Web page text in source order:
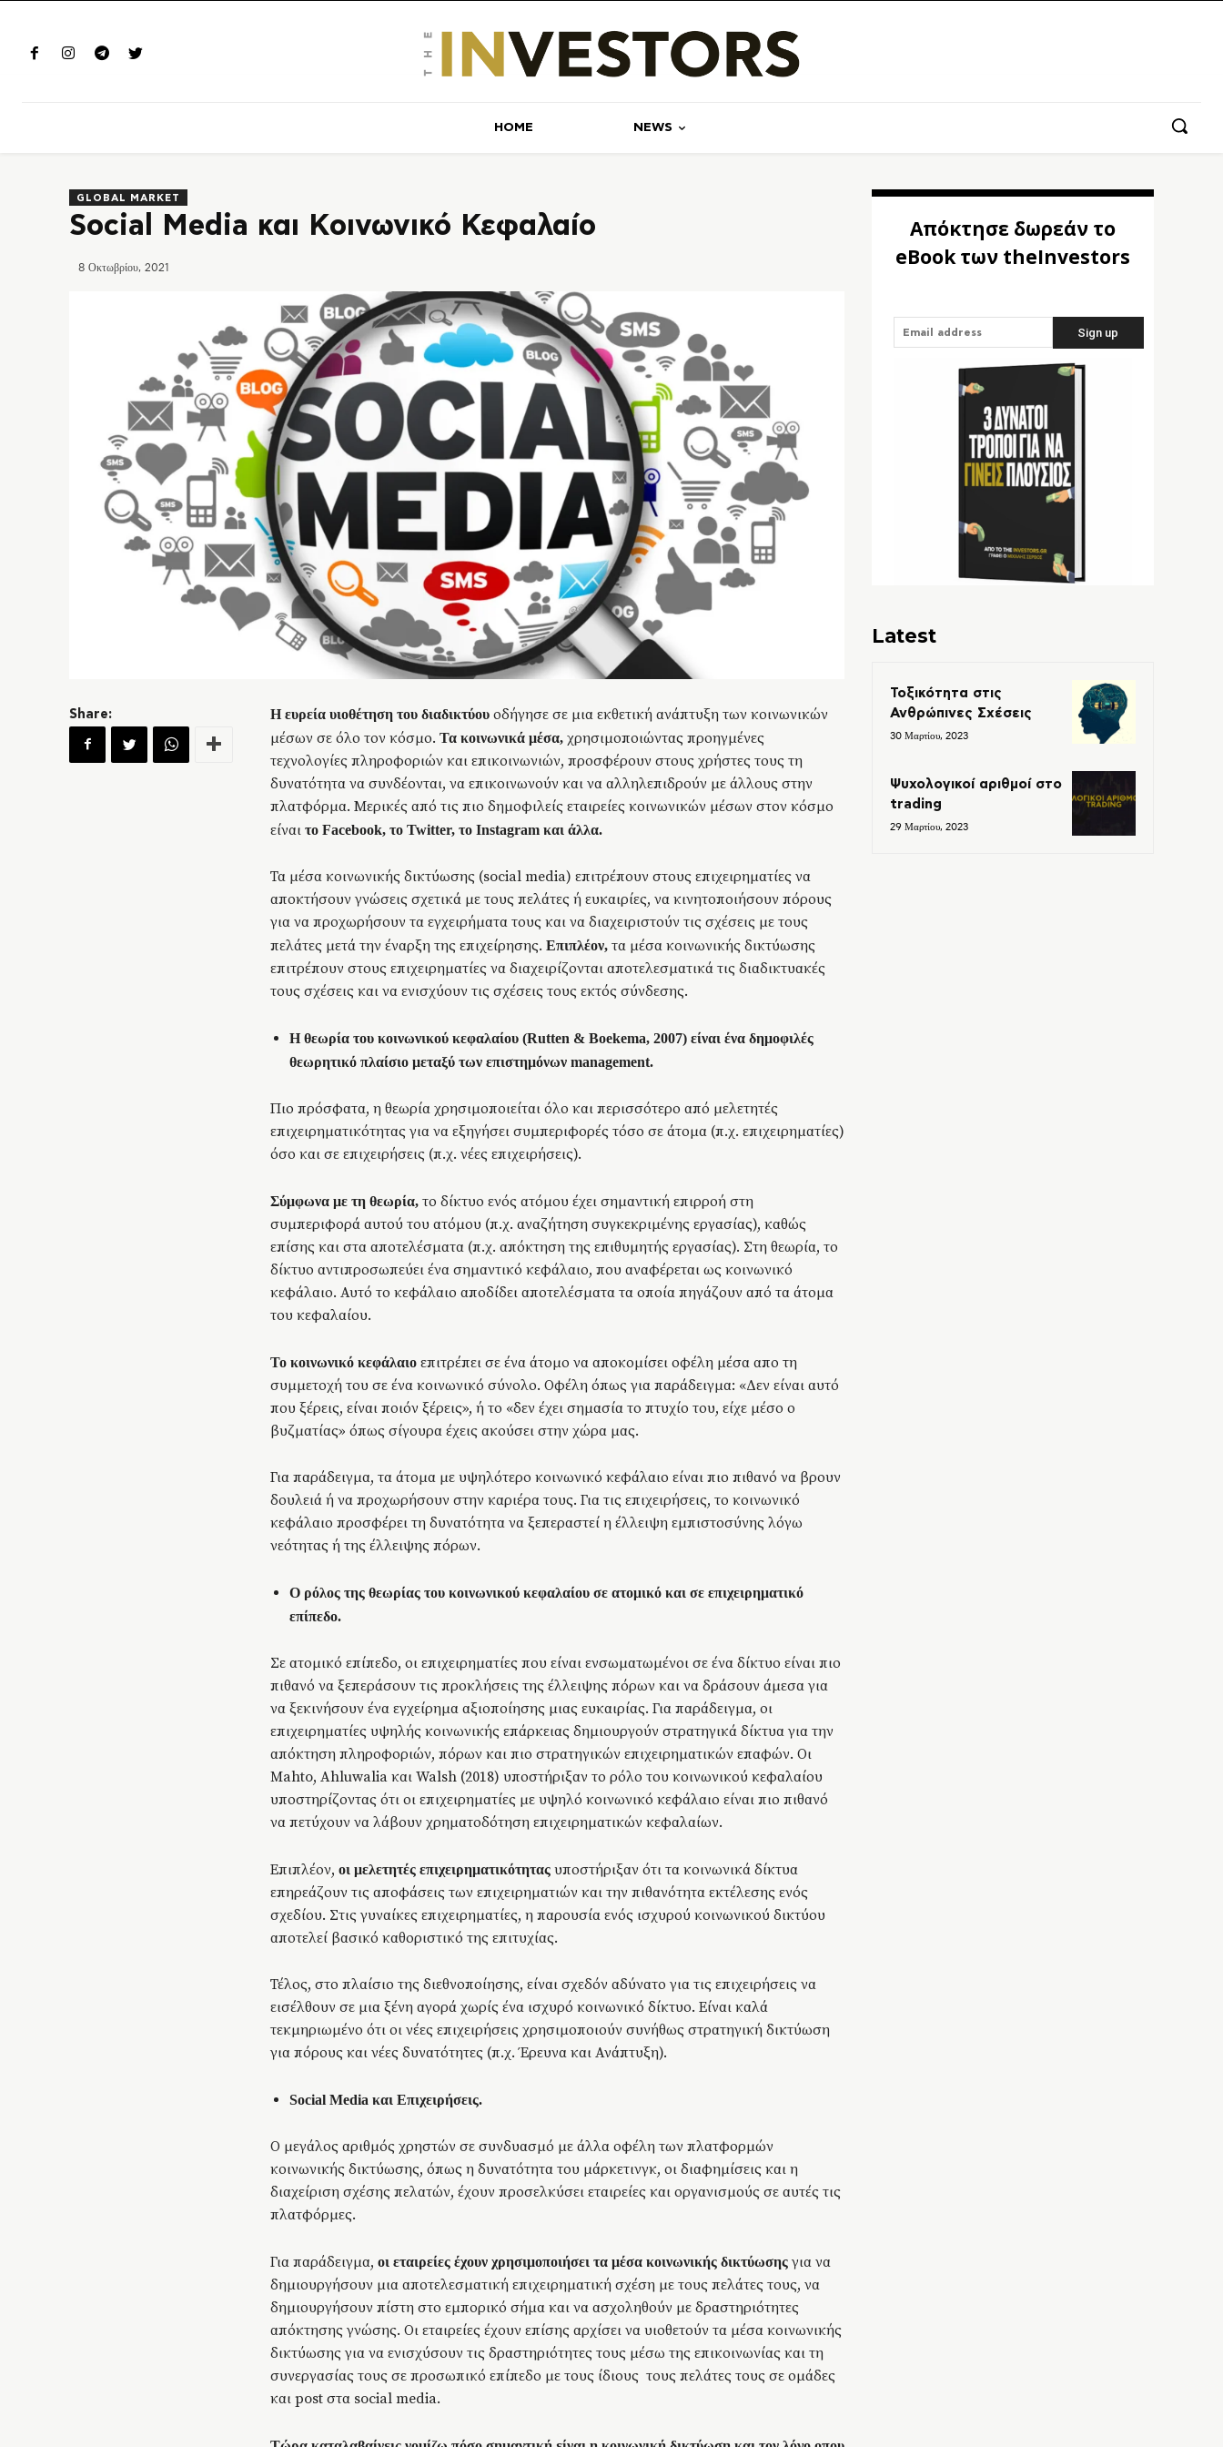
ΗΟΜΕ NEWS
GLOBAL MARKET
Social Media και Kοινωνικό Κεφαλαίο
8 Οκτωβρίου, 2021
Share: Η ευρεία υιοθέτηση του διαδικτύουοδήγησε σε μια εκθετική ανάπτυξη των κοινωνικών
μέσων σε όλο τον κόσμο. Τα κοινωνικά μέσα,χρησιμοποιώντας προηγμένες
τεχνολογίες πληροφοριών και επικοινωνιών, προσφέρουν στους χρήστες τους τη
δυνατότητα να συνδέονται, να επικοινωνούν και να αλληλεπιδρούν με άλλους στην
πλατφόρμα. Μερικές από τις πιο δημοφιλείς εταιρείες κοινωνικών μέσων στον κόσμο
είναι το Facebook, το Twitter, το Instagram και άλλα.
Τα μέσα κοινωνικής δικτύωσης (social media) επιτρέπουν στους επιχειρηματίες να
αποκτήσουν γνώσεις σχετικά με τους πελάτες ή ευκαιρίες, να κινητοποιήσουν πόρους
για να προχωρήσουν τα εγχειρήματα τους και να διαχειριστούν τις σχέσεις με τους
πελάτες μετά την έναρξη της επιχείρησης. Επιπλέον,τα μέσα κοινωνικής δικτύωσης
επιτρέπουν στους επιχειρηματίες να διαχειρίζονται αποτελεσματικά τις διαδικτυακές
τους σχέσεις και να ενισχύουν τις σχέσεις τους εκτός σύνδεσης.
Η θεωρία του κοινωνικού κεφαλαίου (Rutten & Boekema, 2007) είναι ένα δημοφιλές
θεωρητικό πλαίσιο μεταξύ των επιστημόνων management.
Πιο πρόσφατα, η θεωρία χρησιμοποιείται όλο και περισσότερο από μελετητές
επιχειρηματικότητας για να εξηγήσει συμπεριφορές τόσο σε άτομα (π.χ. επιχειρηματίες)
όσο και σε επιχειρήσεις (π.χ. νέες επιχειρήσεις).
Σύμφωνα με τη θεωρία,το δίκτυο ενός ατόμου έχει σημαντική επιρροή στη
συμπεριφορά αυτού του ατόμου (π.χ. αναζήτηση συγκεκριμένης εργασίας), καθώς
επίσης και στα αποτελέσματα (π.χ. απόκτηση της επιθυμητής εργασίας). Στη θεωρία, το
δίκτυο αντιπροσωπεύει ένα σημαντικό κεφάλαιο, που αναφέρεται ως κοινωνικό
κεφάλαιο. Αυτό το κεφάλαιο αποδίδει αποτελέσματα τα οποία πηγάζουν από τα άτομα
του κεφαλαίου.
Το κοινωνικό κεφάλαιοεπιτρέπει σε ένα άτομο να αποκομίσει οφέλη μέσα απο τη
συμμετοχή του σε ένα κοινωνικό σύνολο. Οφέλη όπως για παράδειγμα: «Δεν είναι αυτό
που ξέρεις, είναι ποιόν ξέρεις», ή το «δεν έχει σημασία το πτυχίο του, είχε μέσο ο
βυζματίας» όπως σίγουρα έχεις ακούσει στην χώρα μας.
Για παράδειγμα, τα άτομα με υψηλότερο κοινωνικό κεφάλαιο είναι πιο πιθανό να βρουν
δουλειά ή να προχωρήσουν στην καριέρα τους. Για τις επιχειρήσεις, το κοινωνικό
κεφάλαιο προσφέρει τη δυνατότητα να ξεπεραστεί η έλλειψη εμπιστοσύνης λόγω
νεότητας ή της έλλειψης πόρων.
Ο ρόλος της θεωρίας του κοινωνικού κεφαλαίου σε ατομικό και σε επιχειρηματικό
επίπεδο.
Σε ατομικό επίπεδο, οι επιχειρηματίες που είναι ενσωματωμένοι σε ένα δίκτυο είναι πιο
πιθανό να ξεπεράσουν τις προκλήσεις της έλλειψης πόρων και να δράσουν άμεσα για
να ξεκινήσουν ένα εγχείρημα αξιοποίησης μιας ευκαιρίας. Για παράδειγμα, οι
επιχειρηματίες υψηλής κοινωνικής επάρκειας δημιουργούν στρατηγικά δίκτυα για την
απόκτηση πληροφοριών, πόρων και πιο στρατηγικών επιχειρηματικών επαφών. Οι
Mahto, Ahluwalia και Walsh (2018) υποστήριξαν το ρόλο του κοινωνικού κεφαλαίου
υποστηρίζοντας ότι οι επιχειρηματίες με υψηλό κοινωνικό κεφάλαιο είναι πιο πιθανό
να πετύχουν να λάβουν χρηματοδότηση επιχειρηματικών κεφαλαίων.
Επιπλέον, οι μελετητές επιχειρηματικότηταςυποστήριξαν ότι τα κοινωνικά δίκτυα
επηρεάζουν τις αποφάσεις των επιχειρηματιών και την πιθανότητα εκτέλεσης ενός
σχεδίου. Στις γυναίκες επιχειρηματίες, η παρουσία ενός ισχυρού κοινωνικού δικτύου
αποτελεί βασικό καθοριστικό της επιτυχίας.
Τέλος, στο πλαίσιο της διεθνοποίησης, είναι σχεδόν αδύνατο για τις επιχειρήσεις να
εισέλθουν σε μια ξένη αγορά χωρίς ένα ισχυρό κοινωνικό δίκτυο. Είναι καλά
τεκμηριωμένο ότι οι νέες επιχειρήσεις χρησιμοποιούν συνήθως στρατηγική δικτύωση
για πόρους και νέες δυνατότητες (π.χ. Έρευνα και Ανάπτυξη).
Social Media και Επιχειρήσεις.
Ο μεγάλος αριθμός χρηστών σε συνδυασμό με άλλα οφέλη των πλατφορμών
κοινωνικής δικτύωσης, όπως η δυνατότητα του μάρκετινγκ, οι διαφημίσεις και η
διαχείριση σχέσης πελατών, έχουν προσελκύσει εταιρείες και οργανισμούς σε αυτές τις
πλατφόρμες.
Για παράδειγμα, οι εταιρείες έχουν χρησιμοποιήσει τα μέσα κοινωνικής δικτύωσηςγια να
δημιουργήσουν μια αποτελεσματική επιχειρηματική σχέση με τους πελάτες τους, να
δημιουργήσουν πίστη στο εμπορικό σήμα και να ασχοληθούν με δραστηριότητες
απόκτησης γνώσης. Οι εταιρείες έχουν επίσης αρχίσει να υιοθετούν τα μέσα κοινωνικής
δικτύωσης για να ενισχύσουν τις δραστηριότητες τους μέσω της επικοινωνίας και τη
συνεργασίας τους σε προσωπικό επίπεδο με τους ίδιους τους πελάτες τους σε ομάδες
και post στα social media.
Απόκτησε δωρεάν το
eBook των theInvestors
Latest
Τοξικότητα στις
Ανθρώπινες Σχέσεις
30 Μαρτίου, 2023
Ψυχολογικοί αριθμοί στο
trading
29 Μαρτίου, 2023